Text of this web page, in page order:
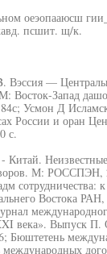
оеэопааюсш
псшит. щ/к.
Вэссия —
Восток-Запад
Усмон Д
России и оран
с.
Китай.
М: РОССПЭН,
Востока
века». Выпуск П.
Бюштетень